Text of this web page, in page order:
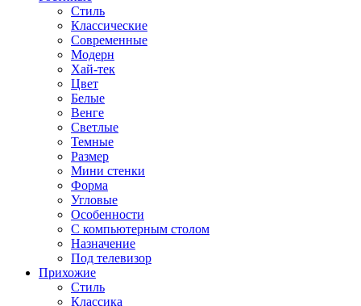
Стиль
Классические
Современные
Модерн
Хай-тек
Цвет
Белые
Венге
Светлые
Темные
Размер
Мини стенки
Форма
Угловые
Особенности
С компьютерным столом
Назначение
Под телевизор
Прихожие
Стиль
Классика